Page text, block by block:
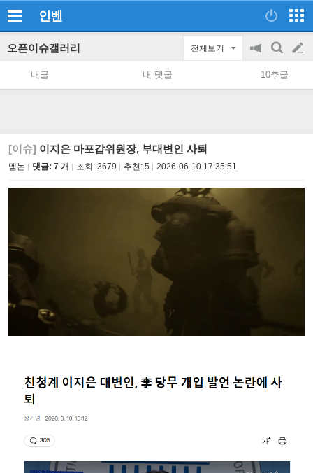
인벤
오픈이슈갤러리 전체보기
공
지
on/off
검
색
글
쓰
내글 내 댓글 10추글
[이슈] 이지은 마포갑위원장, 부대변인 사퇴
멤논 댓글: 7 개 조회: 3679 추천: 5 2026-06-10 17:35:51